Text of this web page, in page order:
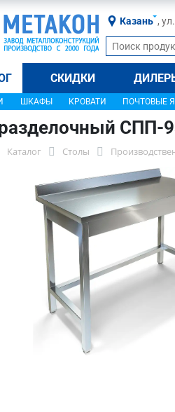
Казань ,
СКИДКИ
ШКАФЫ КРОВАТИ ПОЧТОВЫЕ
СПП-
Каталог Столы